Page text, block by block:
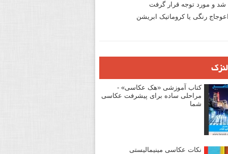
و مورد توجه قرار گرفت
رنگی یا کروماتیک ابریشن
کتاب آموزشی «هک عکاسی» -
مراحلی ساده برای پیشرفت عکاسی
شما
نکات عکاسی مینیمالیستی